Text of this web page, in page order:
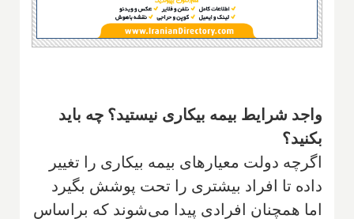
واجد شرایط بیمه بیکاری نیستید؟ چه باید
بکنید؟
اگرچه دولت معیارهای بیمه بیکاری را تغییر
داده تا افراد بیشتری را تحت پوشش بگیرد
اما همچنان افرادی پیدا می‌شوند که براساس